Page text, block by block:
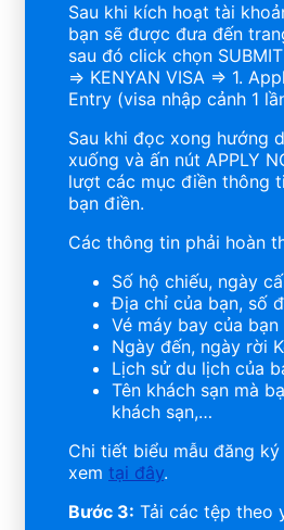
Sau khi kích hoạt tài
bạn sẽ được đưa đến
sau đó click chọn SUBMIT
=> KENYAN VISA => 1.
Entry (visa nhập cảnh 1
Sau khi đọc xong hướng
xuống và ấn nút APPLY
lượt các mục điền thông
bạn điền.
Các thông tin phải hoàn
Số hộ chiếu, ngày
Địa chỉ của bạn, số
Vé máy bay của bạn
Ngày đến, ngày rời
Lịch sử du lịch của
Tên khách sạn mà
khách sạn,…
Chi tiết biểu mẫu đăng
xem tại đây.
Bước 3: Tải các tệp theo